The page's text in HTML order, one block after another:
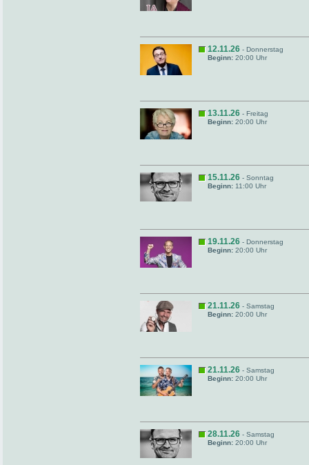
12.11.26 - Donnerstag
Beginn: 20:00 Uhr
13.11.26 - Freitag
Beginn: 20:00 Uhr
15.11.26 - Sonntag
Beginn: 11:00 Uhr
19.11.26 - Donnerstag
Beginn: 20:00 Uhr
21.11.26 - Samstag
Beginn: 20:00 Uhr
21.11.26 - Samstag
Beginn: 20:00 Uhr
28.11.26 - Samstag
Beginn: 20:00 Uhr